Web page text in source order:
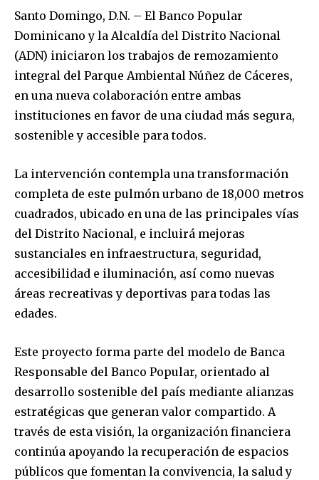
Santo Domingo, D.N. – El Banco Popular
Dominicano y la Alcaldía del Distrito Nacional
(ADN) iniciaron los trabajos de remozamiento
integral del Parque Ambiental Núñez de Cáceres,
en una nueva colaboración entre ambas
instituciones en favor de una ciudad más segura,
sostenible y accesible para todos.
La intervención contempla una transformación
completa de este pulmón urbano de 18,000 metros
cuadrados, ubicado en una de las principales vías
del Distrito Nacional, e incluirá mejoras
sustanciales en infraestructura, seguridad,
accesibilidad e iluminación, así como nuevas
áreas recreativas y deportivas para todas las
edades.
Este proyecto forma parte del modelo de Banca
Responsable del Banco Popular, orientado al
desarrollo sostenible del país mediante alianzas
estratégicas que generan valor compartido. A
través de esta visión, la organización financiera
continúa apoyando la recuperación de espacios
públicos que fomentan la convivencia, la salud y